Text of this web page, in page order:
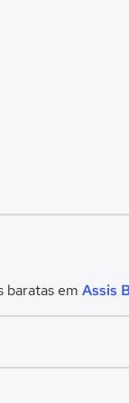
baratas em Assis